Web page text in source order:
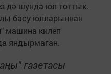
дә шунда юл тоттык.
басу юлларыннан
машина килеп
яндырмаган.
газетасы